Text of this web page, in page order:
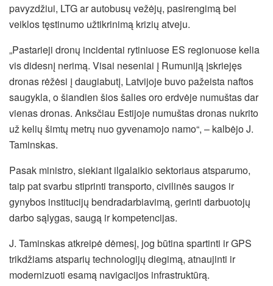
pavyzdžiui, LTG ar autobusų vežėjų, pasirengimą bei
veiklos tęstinumo užtikrinimą krizių atveju.
„Pastarieji dronų incidentai rytiniuose ES regionuose kelia
vis didesnį nerimą. Visai neseniai į Rumuniją įskriejęs
dronas rėžėsi į daugiabutį, Latvijoje buvo pažeista naftos
saugykla, o šiandien šios šalies oro erdvėje numuštas dar
vienas dronas. Anksčiau Estijoje numuštas dronas nukrito
už kelių šimtų metrų nuo gyvenamojo namo“, – kalbėjo J.
Taminskas.
Pasak ministro, siekiant ilgalaikio sektoriaus atsparumo,
taip pat svarbu stiprinti transporto, civilinės saugos ir
gynybos institucijų bendradarbiavimą, gerinti darbuotojų
darbo sąlygas, saugą ir kompetencijas.
J. Taminskas atkreipė dėmesį, jog būtina spartinti ir GPS
trikdžiams atsparių technologijų diegimą, atnaujinti ir
modernizuoti esamą navigacijos infrastruktūrą.